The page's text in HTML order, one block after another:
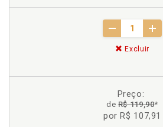
Excluir
Preço:
deR$ 119,90*
por R$ 107,91